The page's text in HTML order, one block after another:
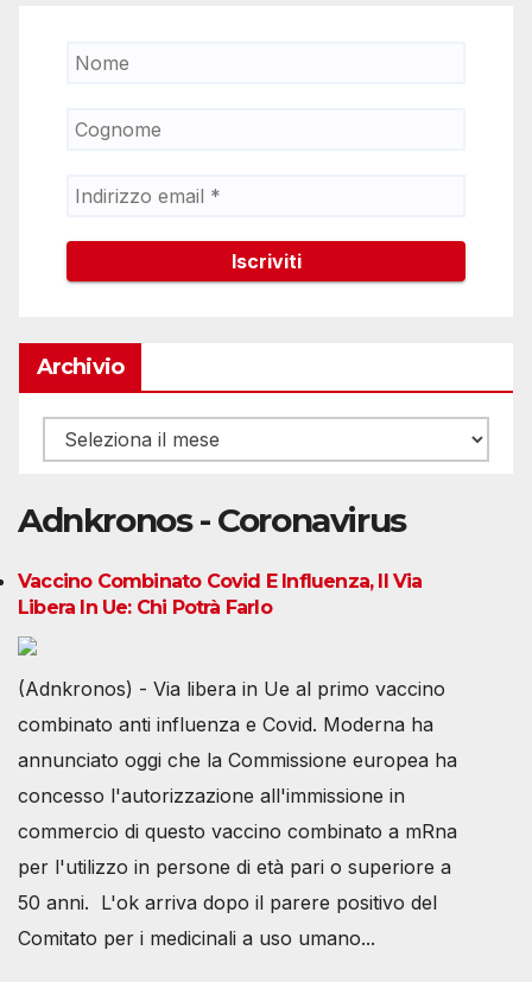
Archivio
Archivio
Adnkronos - Coronavirus
Vaccino Combinato Covid E Influenza, Il Via
Libera In Ue: Chi Potrà Farlo
(Adnkronos) - Via libera in Ue al primo vaccino
combinato anti influenza e Covid. Moderna ha
annunciato oggi che la Commissione europea ha
concesso l'autorizzazione all'immissione in
commercio di questo vaccino combinato a mRna
per l'utilizzo in persone di età pari o superiore a
50 anni. L'ok arriva dopo il parere positivo del
Comitato per i medicinali a uso umano...